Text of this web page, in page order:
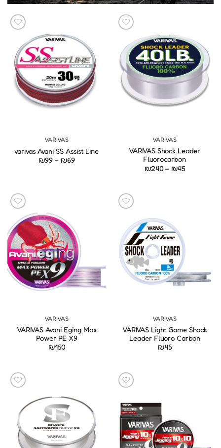
VARIVAS
VARIVAS Shock Leader
Fluorocarbon
₪45
–
₪240
VARIVAS
varivas Avani SS Assist Line
₪69
–
₪99
VARIVAS
VARIVAS Light Game Shock
Leader Fluoro Carbon
₪45
VARIVAS
VARIVAS Avani Eging Max
Power PE X9
₪150